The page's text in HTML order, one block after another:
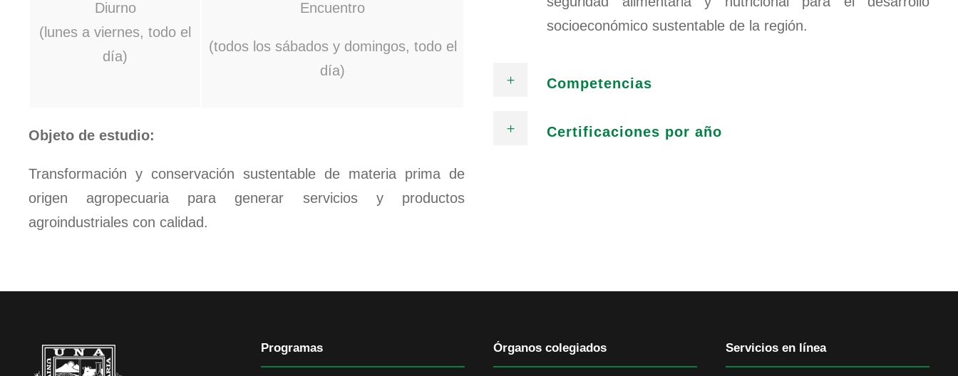
Diurno
(lunes a viernes, todo el
día)
Encuentro
(todos los sábados y domingos, todo el
día)
Objeto de estudio:
Transformación y conservación sustentable de materia prima de
origen agropecuaria para generar servicios y productos
agroindustriales con calidad.
socioeconómico sustentable de la región.
Competencias
Certificaciones por año
Programas Órganos colegiados Servicios en línea